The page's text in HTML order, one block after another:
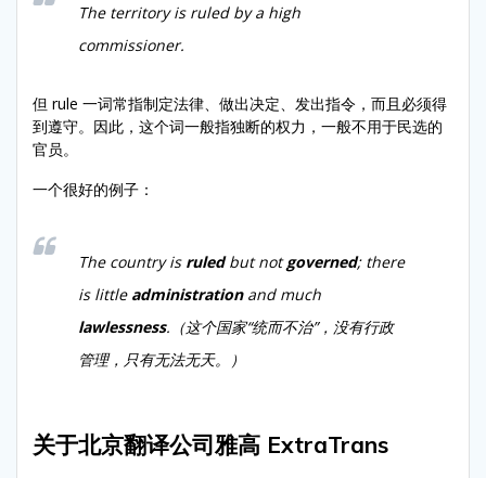
The territory is ruled by a high
commissioner.
但 rule 一词常指制定法律、做出决定、发出指令，而且必须得
到遵守。因此，这个词一般指独断的权力，一般不用于民选的
官员。
一个很好的例子：
The country is ruledbut notgoverned; there
is little administrationand much
lawlessness.（这个国家“统而不治”，没有行政
管理，只有无法无天。）
关于北京翻译公司雅高 ExtraTrans